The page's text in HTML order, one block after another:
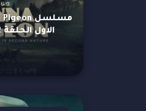
الاول الحلقة 2 مترجمة